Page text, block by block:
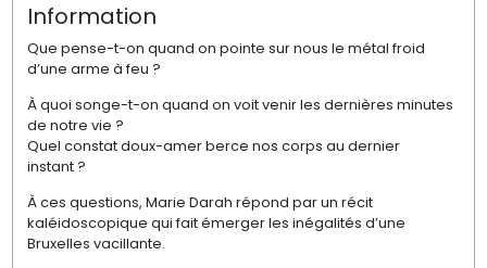
Information
Que pense-t-on quand on pointe sur nous le métal froid
d’une arme à feu ?
À quoi songe-t-on quand on voit venir les dernières minutes
de notre vie ?
Quel constat doux-amer berce nos corps au dernier
instant ?
À ces questions, Marie Darah répond par un récit
kaléidoscopique qui fait émerger les inégalités d’une
Bruxelles vacillante.